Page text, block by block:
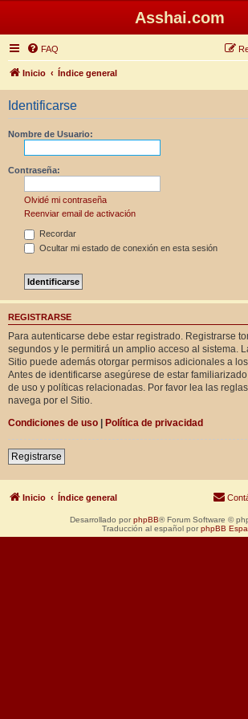
Asshai.com
FAQ
Inicio Índice general
Identificarse
Nombre de Usuario:
Contraseña:
Olvidé mi contraseña
Reenviar email de activación
Recordar
Ocultar mi estado de conexión en esta sesión
REGISTRARSE
Para autenticarse debe estar registrado. Registrarse
segundos y le permitirá un amplio acceso al sistema.
Sitio puede además otorgar permisos adicionales a
Antes de identificarse asegúrese de estar
de uso y políticas relacionadas. Por favor lea las
navega por el Sitio.
Condiciones de uso | Política de privacidad
Registrarse
Inicio Índice general
Desarrollado por phpBB® Forum Software ©
Traducción al español por phpBB